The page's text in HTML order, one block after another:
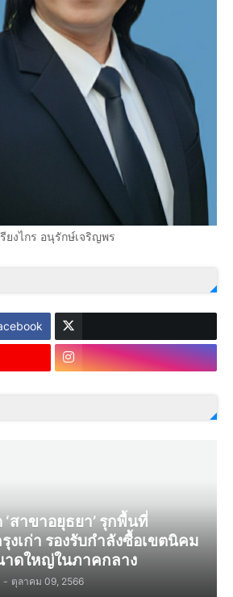
รียงไกร อนุรักษ์เจริญพร
สาขาอยุธยา’ รุกพื้นที่
งเก่า รองรับกำลังซื้อเขตนิคม
ดใหญ่ในภาคกลาง
- ตุลาคม 09, 2566